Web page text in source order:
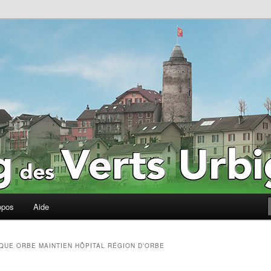
Urbigènes
Aide
ORBE MAINTIEN HÔPITAL RÉGION D’ORBE